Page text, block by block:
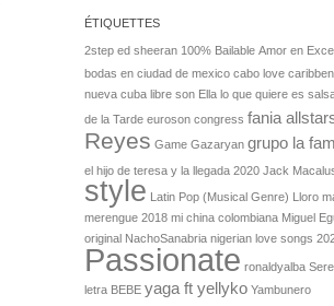
ÉTIQUETTES
2step ed sheeran 100% Bailable Amor en
bodas en ciudad de mexico cabo love caribben
nueva cuba libre son Ella lo que quiere es
de la Tarde euroson congress fania
Reyes Game Gazaryan grupo la
el hijo de teresa y la llegada 2020 Jack
style Latin Pop (Musical Genre) Lloro
merengue 2018 mi china colombiana Miguel
original NachoSanabria nigerian love songs
Passionate ronaldyalba
letra BEBE yaga ft yellyko Yambunero